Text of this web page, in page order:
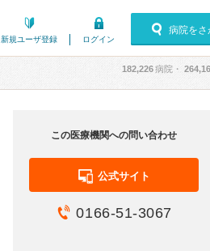
新規ユーザ登録 ログイン
病院をさ
182,226病院・
この医療機関への問い合わせ
公式サイト
0166-51-3067